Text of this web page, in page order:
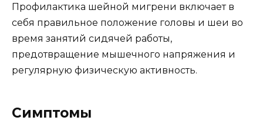
Профилактика шейной мигрени включает в
себя правильное положение головы и шеи во
время занятий сидячей работы,
предотвращение мышечного напряжения и
регулярную физическую активность.
Симптомы